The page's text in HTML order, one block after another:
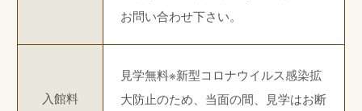
お問い合わせ下さい。
入館料
見学無料※新型コロナウイルス感染拡
大防止のため、当面の間、見学はお断